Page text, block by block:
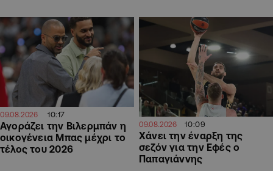
09.08.2026 10:17
Αγοράζει την Βιλερμπάν η
οικογένεια Μπας μέχρι το
τέλος του 2026
09.08.2026 10:09
Χάνει την έναρξη της
σεζόν για την Εφές ο
Παπαγιάννης